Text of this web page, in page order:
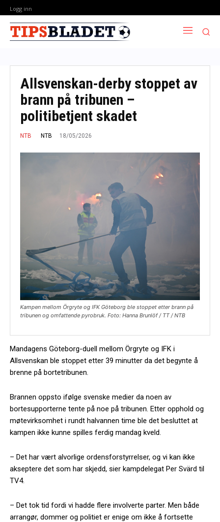
Logg inn
Allsvenskan-derby stoppet av
brann på tribunen –
politibetjent skadet
NTB NTB 18/05/2026
Kampen mellom Örgryte og IFK Göteborg ble stoppet etter brann på
tribunen og omfattende pyrobruk. Foto: Hanna Brunlöf / TT / NTB
Mandagens Göteborg-duell mellom Örgryte og IFK i
Allsvenskan ble stoppet etter 39 minutter da det begynte å
brenne på bortetribunen.
Brannen oppsto ifølge svenske medier da noen av
bortesupporterne tente på noe på tribunen. Etter opphold og
møtevirksomhet i rundt halvannen time ble det besluttet at
kampen ikke kunne spilles ferdig mandag kveld.
– Det har vært alvorlige ordensforstyrrelser, og vi kan ikke
akseptere det som har skjedd, sier kampdelegat Per Svärd til
TV4.
– Det tok tid fordi vi hadde flere involverte parter. Men både
arrangør, dommer og politiet er enige om ikke å fortsette